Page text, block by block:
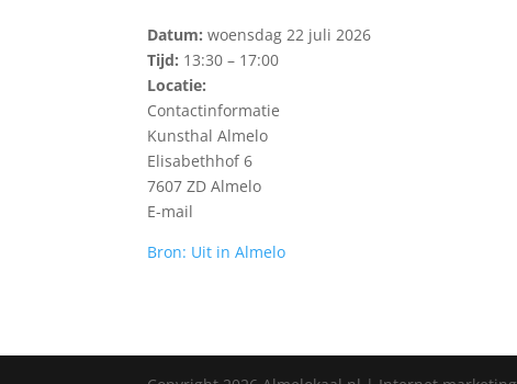
Datum: woensdag 22 juli 2026
Tijd: 13:30 – 17:00
Locatie:
Contactinformatie
Kunsthal Almelo
Elisabethhof 6
7607 ZD Almelo
E-mail
Bron: Uit in Almelo